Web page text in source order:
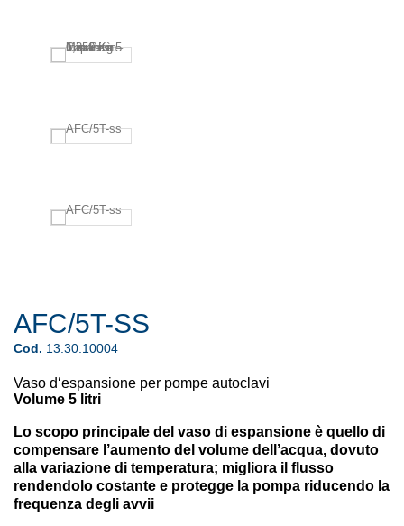
AFC/5T-SS
Cod. 13.30.10004
Vaso d‘espansione per pompe autoclavi
Volume 5 litri
Lo scopo principale del vaso di espansione è quello di
compensare l’aumento del volume dell’acqua, dovuto
alla variazione di temperatura; migliora il flusso
rendendolo costante e protegge la pompa riducendo la
frequenza degli avvii